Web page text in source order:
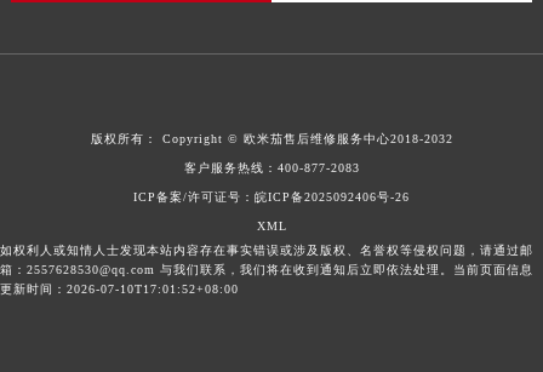
版权所有： Copyright © 欧米茄售后维修服务中心2018-2032
客户服务热线： 400-877-2083
ICP备案/许可证号：皖ICP备2025092406号-26
XML
如权利人或知情人士发现本站内容存在事实错误或涉及版权、名誉权等侵权问题，请通过邮
箱：2557628530@qq.com 与我们联系，我们将在收到通知后立即依法处理。当前页面信息
更新时间：2026-07-10T17:01:52+08:00